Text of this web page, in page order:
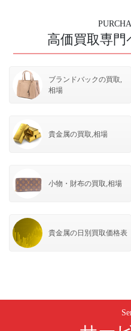
高価買取専
ブランドバックの買取,
相場
貴金属の買取,相場
小物・財布の買取,相場
貴金属の日別買取価格表